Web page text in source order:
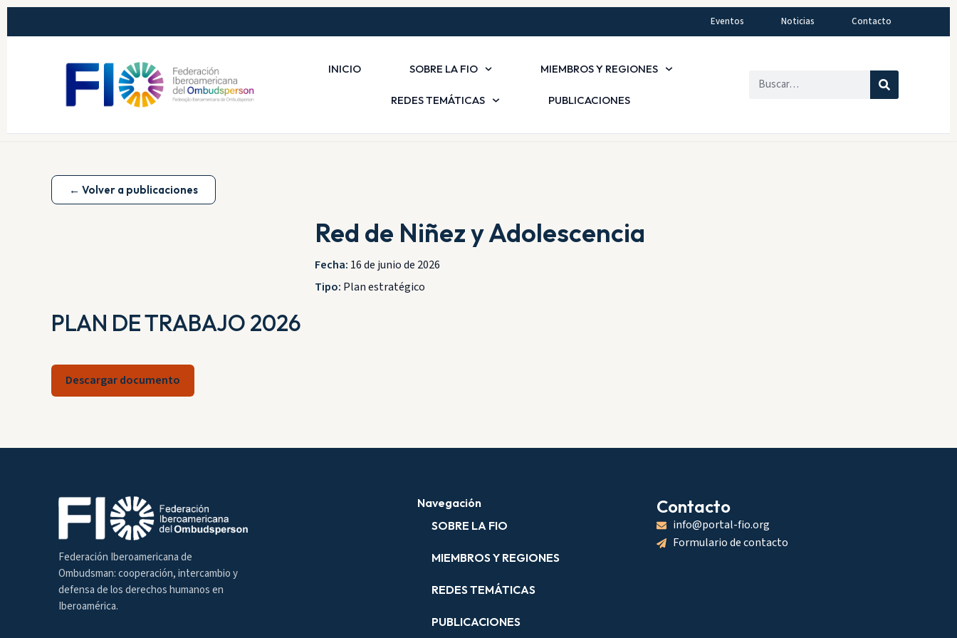
Eventos Noticias Contacto
INICIO SOBRE LA FIO MIEMBROS Y REGIONES
REDES TEMÁTICAS PUBLICACIONES
← Volver a publicaciones
Red de Niñez y Adolescencia
Fecha: 16 de junio de 2026
Tipo: Plan estratégico
PLAN DE TRABAJO 2026
Descargar documento
Federación Iberoamericana de
Ombudsman: cooperación, intercambio y
defensa de los derechos humanos en
Iberoamérica.
Navegación
SOBRE LA FIO
MIEMBROS Y REGIONES
REDES TEMÁTICAS
PUBLICACIONES
Contacto
info@portal-fio.org
Formulario de contacto